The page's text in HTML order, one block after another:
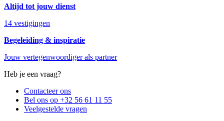
Altijd tot jouw dienst
14 vestigingen
Begeleiding & inspiratie
Jouw vertegenwoordiger als partner
Heb je een vraag?
Contacteer ons
Bel ons op +32 56 61 11 55
Veelgestelde vragen